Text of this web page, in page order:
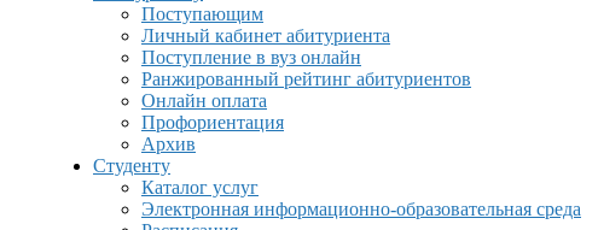
Поступающим
Личный кабинет абитуриента
Поступление в вуз онлайн
Ранжированный рейтинг абитуриентов
Онлайн оплата
Профориентация
Архив
Студенту
Каталог услуг
Электронная информационно-образовательная среда